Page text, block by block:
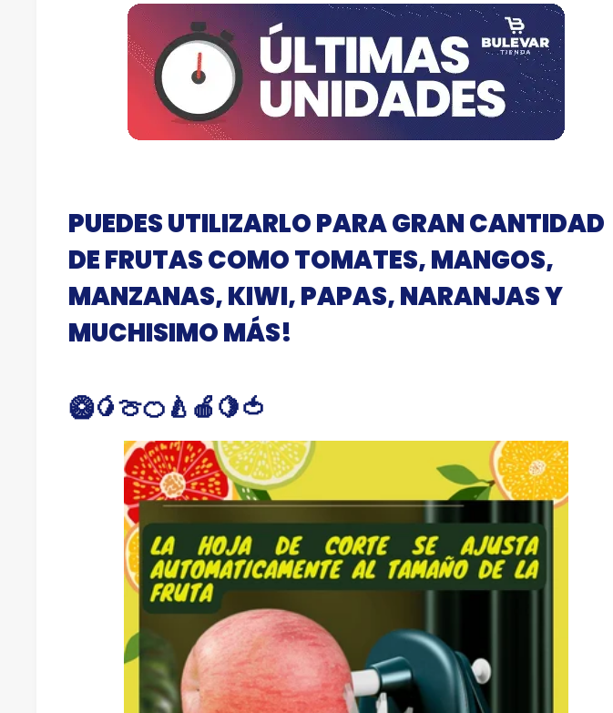
PUEDES UTILIZARLO PARA GRAN CANTIDAD
DE FRUTAS COMO TOMATES, MANGOS,
MANZANAS, KIWI, PAPAS, NARANJAS Y
MUCHISIMO MÁS!
🥝🥭🍈🍊🍐🍎🍋🍅